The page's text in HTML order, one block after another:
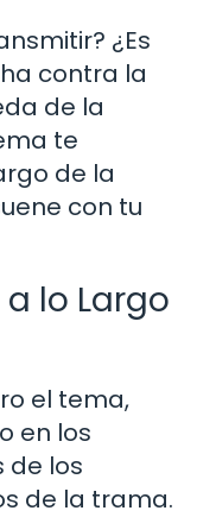
¿Es
contra la
de la
te
de la
con tu
lo Largo
el tema,
en los
de los
de la trama.